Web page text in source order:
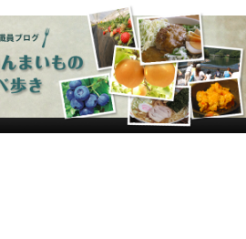
グ「栃木のうんまい